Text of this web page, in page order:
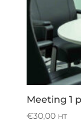
Meeting 1
€30,00 HT